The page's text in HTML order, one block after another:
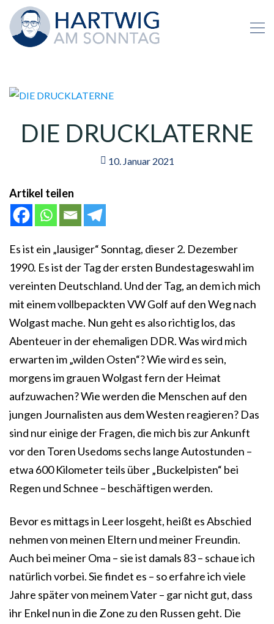
DIE DRUCKLATERNE
10. Januar 2021
Artikel teilen
Es ist ein „lausiger“ Sonntag, dieser 2. Dezember
1990. Es ist der Tag der ersten Bundestageswahl im
vereinten Deutschland. Und der Tag, an dem ich mich
mit einem vollbepackten VW Golf auf den Weg nach
Wolgast mache. Nun geht es also richtig los, das
Abenteuer in der ehemaligen DDR. Was wird mich
erwarten im „wilden Osten“? Wie wird es sein,
morgens im grauen Wolgast fern der Heimat
aufzuwachen? Wie werden die Menschen auf den
jungen Journalisten aus dem Westen reagieren? Das
sind nur einige der Fragen, die mich bis zur Ankunft
vor den Toren Usedoms sechs lange Autostunden –
etwa 600 Kilometer teils über „Buckelpisten“ bei
Regen und Schnee – beschäftigen werden.
Bevor es mittags in Leer losgeht, heißt es Abschied
nehmen von meinen Eltern und meiner Freundin.
Auch bei meiner Oma – sie ist damals 83 – schaue ich
natürlich vorbei. Sie findet es – so erfahre ich viele
Jahre später von meinem Vater – gar nicht gut, dass
ihr Enkel nun in die Zone zu den Russen geht. Die